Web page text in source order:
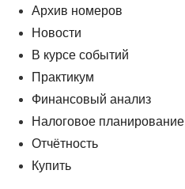
Архив номеров
Новости
В курсе событий
Практикум
Финансовый анализ
Налоговое планирование
Отчётность
Купить